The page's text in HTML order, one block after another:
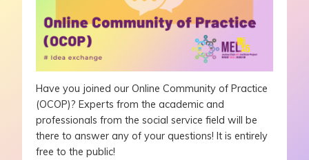
Have you joined our Online Community of Practice
(OCOP)? Experts from the academic and
professionals from the social service field will be
there to answer any of your questions! It is entirely
free to the public!